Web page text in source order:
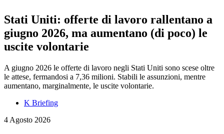
Stati Uniti: offerte di lavoro rallentano a
giugno 2026, ma aumentano (di poco) le
uscite volontarie
A giugno 2026 le offerte di lavoro negli Stati Uniti sono scese oltre
le attese, fermandosi a 7,36 milioni. Stabili le assunzioni, mentre
aumentano, marginalmente, le uscite volontarie.
K Briefing
4 Agosto 2026